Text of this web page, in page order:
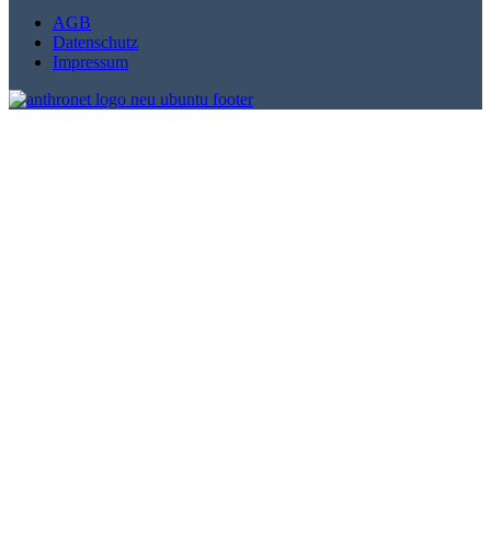
AGB
Datenschutz
Impressum